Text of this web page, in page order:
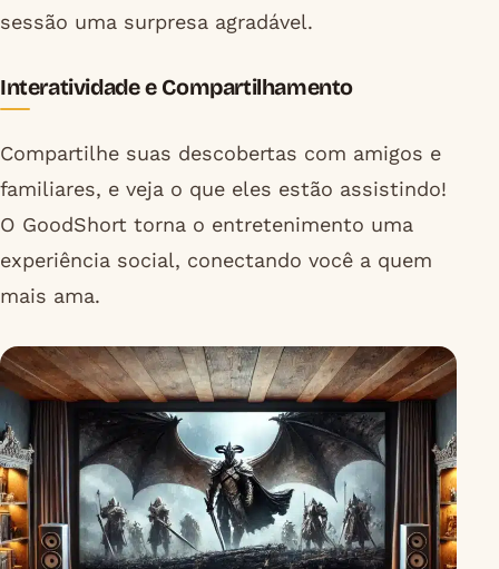
sessão uma surpresa agradável.
Interatividade e Compartilhamento
Compartilhe suas descobertas com amigos e
familiares, e veja o que eles estão assistindo!
O GoodShort torna o entretenimento uma
experiência social, conectando você a quem
mais ama.